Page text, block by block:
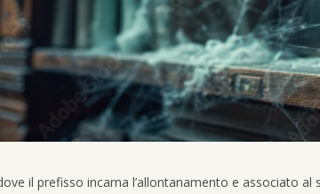
il prefisso incarna l’allontanamento e associato